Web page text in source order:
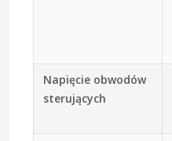
Napięcie obwodów
sterujących